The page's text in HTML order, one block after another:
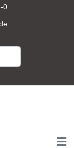
0
e
characters for